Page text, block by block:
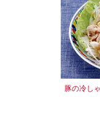
豚の冷し